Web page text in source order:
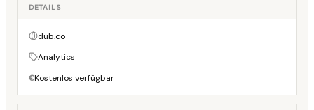
DETAILS
dub.co
Analytics
€Kostenlos verfügbar